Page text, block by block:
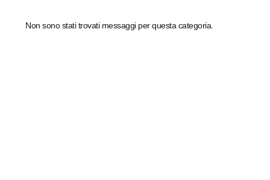
Non sono stati trovati messaggi per questa categoria.